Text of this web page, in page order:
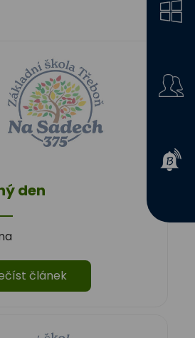
den
článek